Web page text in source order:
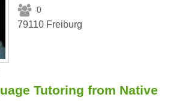
0
79110 Freiburg
Tutoring from Native